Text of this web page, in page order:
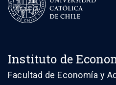
Instituto de
Facultad de Economía y